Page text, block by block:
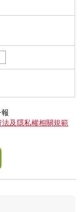
法及隱私權相關規範